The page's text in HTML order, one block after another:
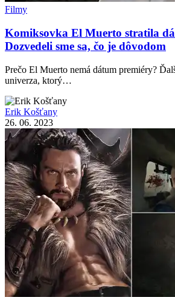
Filmy
Komiksovka El Muerto stratila
Dozvedeli sme sa, čo je dôvodom
Prečo El Muerto nemá dátum premiéry?
univerza, ktorý…
Erik Košťany
26. 06. 2023